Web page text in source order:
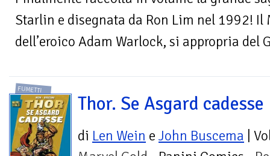
Starlin e disegnata da Ron Lim nel 1992! Il
dell’eroico Adam Warlock, si appropria del
FUMETTI
Thor. Se Asgard cadesse
di Len Wein e John Buscema |